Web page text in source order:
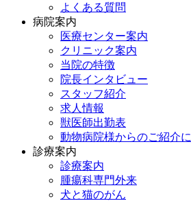
よくある質問
病院案内
医療センター案内
クリニック案内
当院の特徴
院長インタビュー
スタッフ紹介
求人情報
獣医師出勤表
動物病院様からのご紹介
診療案内
診療案内
腫瘍科専門外来
犬と猫のがん